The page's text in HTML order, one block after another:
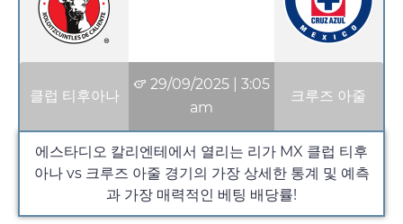
클럽 티후아나
29/09/2025| 3:05
am
크루즈 아줄
에스타디오 칼리엔테에서 열리는 리가 MX 클럽 티후
아나 vs 크루즈 아줄 경기의 가장 상세한 통계 및 예측
과 가장 매력적인 베팅 배당률!